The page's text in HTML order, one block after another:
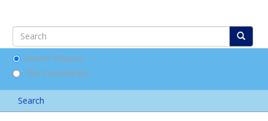
Search DSpace
This Community
Search